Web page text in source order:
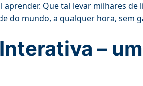
Que tal levar milhares
do mundo, a qualquer hora, sem
–